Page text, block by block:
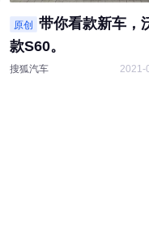
原创
带你看款新车，
款S60。
搜狐汽车 2021-